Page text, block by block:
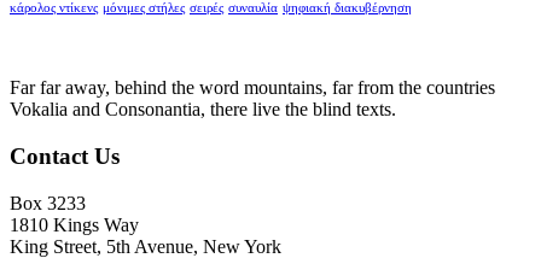
κάρολος ντίκενς μόνιμες στήλες σειρές συναυλία ψηφιακή διακυβέρνηση
Far far away, behind the word mountains, far from the countries
Vokalia and Consonantia, there live the blind texts.
Contact Us
Box 3233
1810 Kings Way
King Street, 5th Avenue, New York